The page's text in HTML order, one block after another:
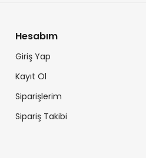
Hesabım
Giriş Yap
Kayıt Ol
Siparişlerim
Sipariş Takibi